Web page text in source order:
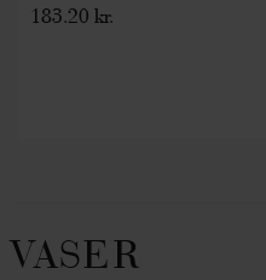
183.20 kr.
VASER